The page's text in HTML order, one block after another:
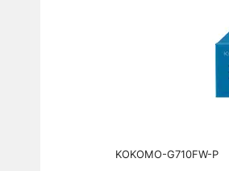
KOKOMO-G710FW-P